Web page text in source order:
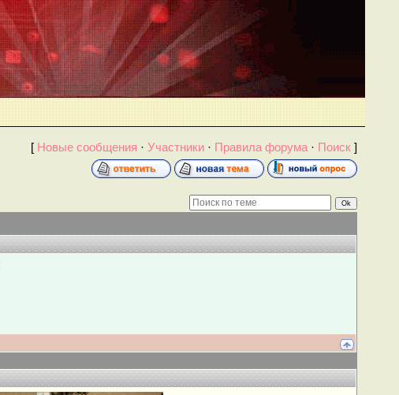
[ Новые сообщения · Участники· Правила форума· Поиск]